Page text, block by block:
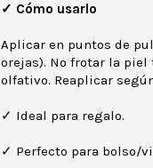
✓ Cómo usarlo
Aplicar en puntos de
orejas). No frotar la
olfativo. Reaplicar
✓ Ideal para regalo.
✓ Perfecto para bolso/